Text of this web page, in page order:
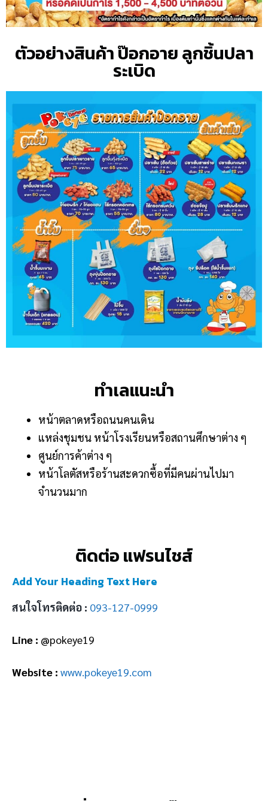
ตัวอย่างสินค้า ป๊อกอาย ลูกชิ้นปลา
ระเบิด
ทำเลแนะนำ
หน้าตลาดหรือถนนคนเดิน
แหล่งชุมชน หน้าโรงเรียนหรือสถานศึกษาต่าง ๆ
ศูนย์การค้าต่าง ๆ
หน้าโลตัสหรือร้านสะดวกซื้อที่มีคนผ่านไปมา
จำนวนมาก
ติดต่อ แฟรนไชส์
Add Your Heading Text Here
สนใจโทรติดต่อ : 093-127-0999
Line : @pokeye19
Website : www.pokeye19.com